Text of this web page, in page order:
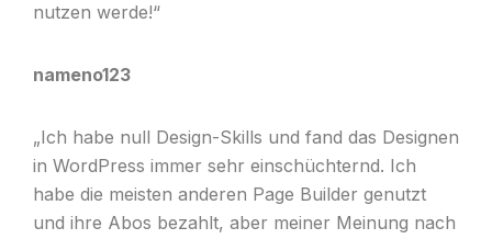
nutzen werde!“
nameno123
„Ich habe null Design-Skills und fand das Designen
in WordPress immer sehr einschüchternd. Ich
habe die meisten anderen Page Builder genutzt
und ihre Abos bezahlt, aber meiner Meinung nach